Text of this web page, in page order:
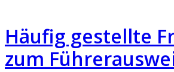
Häufig gestellte
zum